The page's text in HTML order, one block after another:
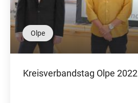
Olpe
Kreisverbandstag Olpe 2022